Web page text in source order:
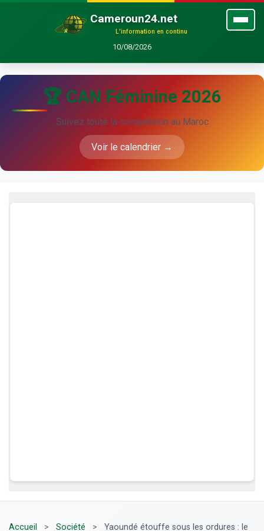
Cameroun24.net
L'information en continu
10/08/2026
🏆 CAN Féminine 2026
Suivez toute la compétition au Maroc
Voir le calendrier →
Accueil > Société >
Yaoundé étouffe sous les ordures : le